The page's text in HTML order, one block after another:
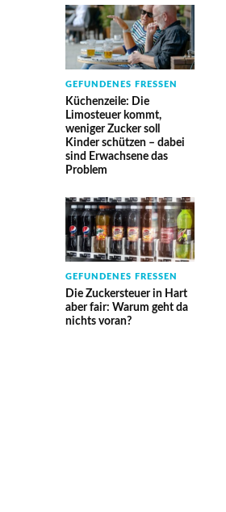
GEFUNDENES FRESSEN
Küchenzeile: Die
Limosteuer kommt,
weniger Zucker soll
Kinder schützen – dabei
sind Erwachsene das
Problem
GEFUNDENES FRESSEN
Die Zuckersteuer in Hart
aber fair: Warum geht da
nichts voran?